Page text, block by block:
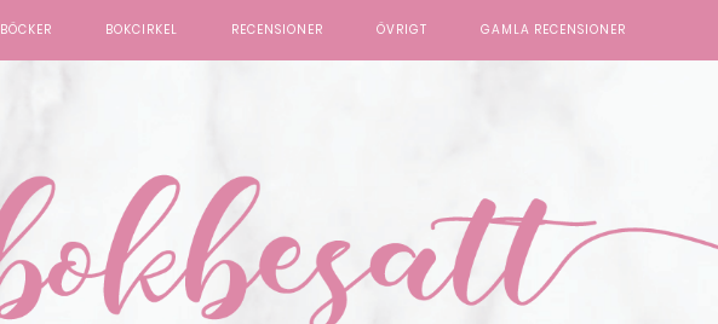
BÖCKER BOKCIRKEL RECENSIONER ÖVRIGT GAMLA RECENSIONER